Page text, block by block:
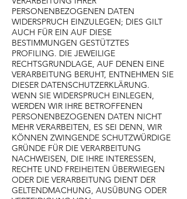
PERSONENBEZOGENEN DATEN
WIDERSPRUCH EINZULEGEN; DIES GILT
AUCH FÜR EIN AUF DIESE
BESTIMMUNGEN GESTÜTZTES
PROFILING. DIE JEWEILIGE
RECHTSGRUNDLAGE, AUF DENEN EINE
VERARBEITUNG BERUHT, ENTNEHMEN SIE
DIESER DATENSCHUTZERKLÄRUNG.
WENN SIE WIDERSPRUCH EINLEGEN,
WERDEN WIR IHRE BETROFFENEN
PERSONENBEZOGENEN DATEN NICHT
MEHR VERARBEITEN, ES SEI DENN, WIR
KÖNNEN ZWINGENDE SCHUTZWÜRDIGE
GRÜNDE FÜR DIE VERARBEITUNG
NACHWEISEN, DIE IHRE INTERESSEN,
RECHTE UND FREIHEITEN ÜBERWIEGEN
ODER DIE VERARBEITUNG DIENT DER
GELTENDMACHUNG, AUSÜBUNG ODER